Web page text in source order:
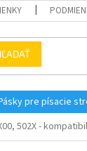
pre písacie
502X -